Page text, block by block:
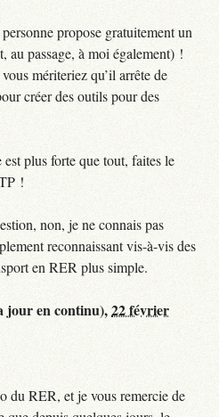
propose gratuitement un
au passage, à moi également) !
mériteriez qu’il arrête de
créer des outils pour des
plus forte que tout, faites le
!
non, je ne connais pas
reconnaissant vis-à-vis des
en RER plus simple.
jour en continu),22 février
du RER, et je vous remercie de